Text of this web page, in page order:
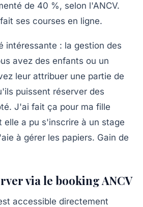
de 40 %, selon l'ANCV.
ses courses en ligne.
intéressante : la gestion des
avez des enfants ou un
leur attribuer une partie de
puissent réserver des
J'ai fait ça pour ma fille
elle a pu s'inscrire à un stage
à gérer les papiers. Gain de
via le booking ANCV
accessible directement